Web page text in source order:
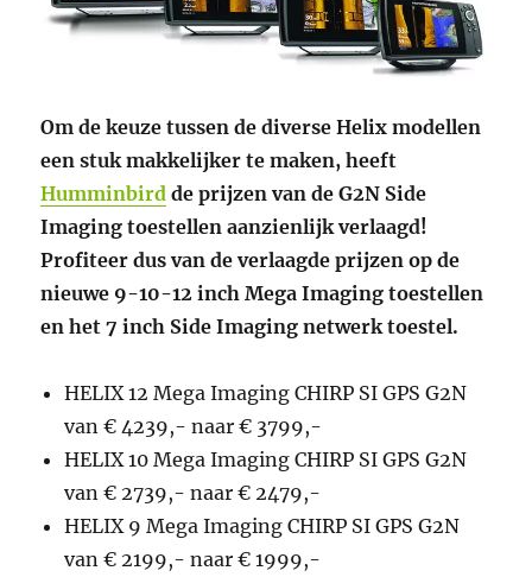
Om de keuze tussen de diverse Helix modellen
een stuk makkelijker te maken, heeft
Humminbird de prijzen van de G2N Side
Imaging toestellen aanzienlijk verlaagd!
Profiteer dus van de verlaagde prijzen op de
nieuwe 9-10-12 inch Mega Imaging toestellen
en het 7 inch Side Imaging netwerk toestel.
HELIX 12 Mega Imaging CHIRP SI GPS G2N
van € 4239,- naar € 3799,-
HELIX 10 Mega Imaging CHIRP SI GPS G2N
van € 2739,- naar € 2479,-
HELIX 9 Mega Imaging CHIRP SI GPS G2N
van € 2199,- naar € 1999,-